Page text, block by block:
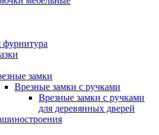
фурнитура
замки
Врезные замки с ручками
Врезные замки с ручками
для деревянных дверей